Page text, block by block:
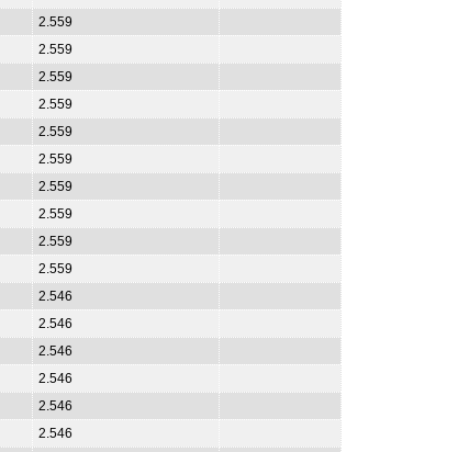
2.559
2.559
2.559
2.559
2.559
2.559
2.559
2.559
2.559
2.559
2.546
2.546
2.546
2.546
2.546
2.546